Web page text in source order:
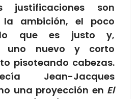
justificaciones son
ambición, el poco
que es justo y,
uno nuevo y corto
pisoteando cabezas.
Jean-Jacques
una proyección en El